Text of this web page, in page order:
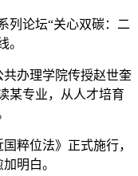
论坛“关心双碳：二
。
办理学院传授赵世奎
某专业，从人才培育
粹位法》正式施行，
明白。